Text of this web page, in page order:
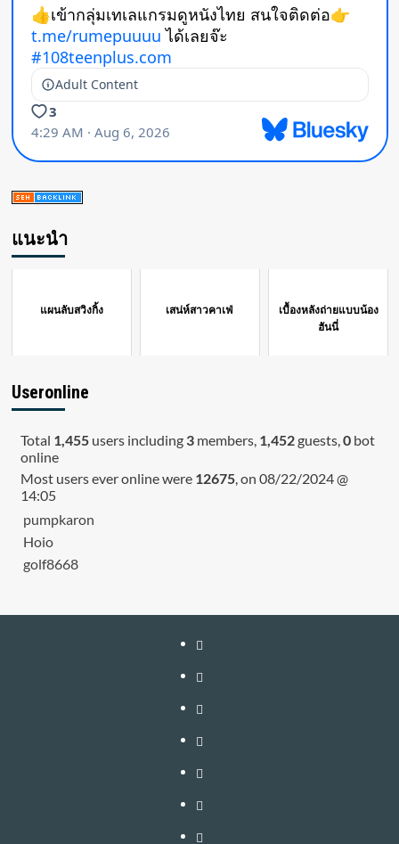
แนะนำ
แผนลับสวิงกิ้ง เสน่ห์สาวคาเฟ่
เบื้องหลังถ่ายแบบน้อง
ฮันนี่
Useronline
Total 1,455users including 3members, 1,452guests, 0bot
online
Most users ever online were 12675, on 08/22/2024 @
14:05
pumpkaron
Hoio
golf8668
หน้า
แรก
สมัคร
สมาชิก
เติม
เงิน
อัพเกรด
เข้า
สู่
ระบบ
วิธี
ใช้
งาน
วิธี
สมัคร
ติดต่อ